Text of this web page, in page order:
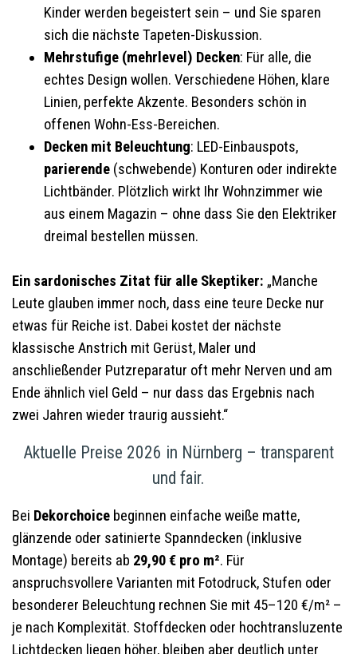
Kinder werden begeistert sein – und Sie sparen
sich die nächste Tapeten-Diskussion.
Mehrstufige (mehrlevel) Decken: Für alle, die
echtes Design wollen. Verschiedene Höhen, klare
Linien, perfekte Akzente. Besonders schön in
offenen Wohn-Ess-Bereichen.
Decken mit Beleuchtung: LED-Einbauspots,
parierende (schwebende) Konturen oder indirekte
Lichtbänder. Plötzlich wirkt Ihr Wohnzimmer wie
aus einem Magazin – ohne dass Sie den Elektriker
dreimal bestellen müssen.
Ein sardonisches Zitat für alle Skeptiker: „Manche
Leute glauben immer noch, dass eine teure Decke nur
etwas für Reiche ist. Dabei kostet der nächste
klassische Anstrich mit Gerüst, Maler und
anschließender Putzreparatur oft mehr Nerven und am
Ende ähnlich viel Geld – nur dass das Ergebnis nach
zwei Jahren wieder traurig aussieht.“
Aktuelle Preise 2026 in Nürnberg – transparent
und fair.
Bei Dekorchoice beginnen einfache weiße matte,
glänzende oder satinierte Spanndecken (inklusive
Montage) bereits ab 29,90 € pro m². Für
anspruchsvollere Varianten mit Fotodruck, Stufen oder
besonderer Beleuchtung rechnen Sie mit 45–120 €/m² –
je nach Komplexität. Stoffdecken oder hochtransluzente
Lichtdecken liegen höher, bleiben aber deutlich unter